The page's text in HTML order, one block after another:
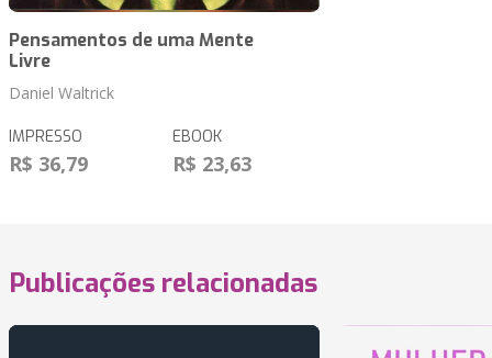
Pensamentos de uma Mente
Livre
Daniel Waltrick
IMPRESSO
R$ 36,79
EBOOK
R$ 23,63
Publicações relacionadas